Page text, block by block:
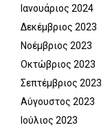
Ιανουάριος 2024
Δεκέμβριος 2023
Νοέμβριος 2023
Οκτώβριος 2023
Σεπτέμβριος 2023
Αύγουστος 2023
Ιούλιος 2023